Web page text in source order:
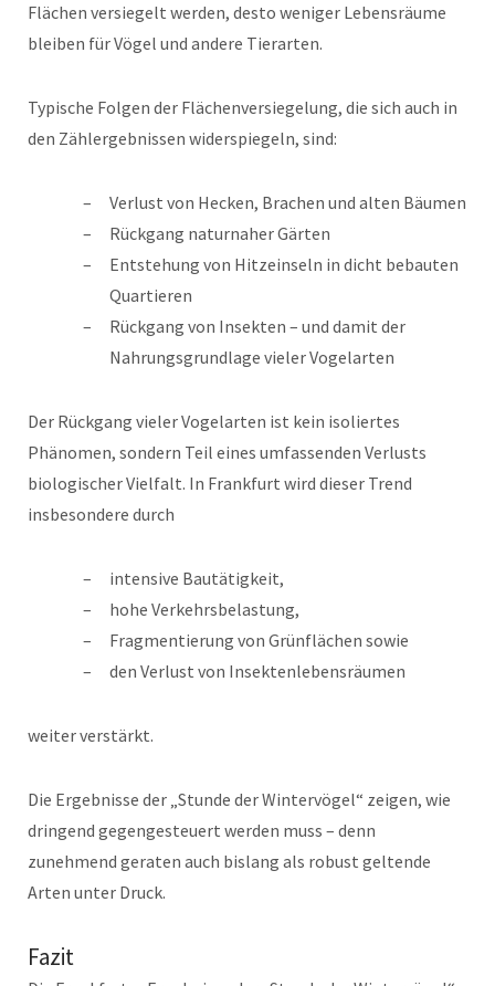
Flächen versiegelt werden, desto weniger Lebensräume
bleiben für Vögel und andere Tierarten.
Typische Folgen der Flächenversiegelung, die sich auch in
den Zählergebnissen widerspiegeln, sind:
Verlust von Hecken, Brachen und alten Bäumen
Rückgang naturnaher Gärten
Entstehung von Hitzeinseln in dicht bebauten
Quartieren
Rückgang von Insekten – und damit der
Nahrungsgrundlage vieler Vogelarten
Der Rückgang vieler Vogelarten ist kein isoliertes
Phänomen, sondern Teil eines umfassenden Verlusts
biologischer Vielfalt. In Frankfurt wird dieser Trend
insbesondere durch
intensive Bautätigkeit,
hohe Verkehrsbelastung,
Fragmentierung von Grünflächen sowie
den Verlust von Insektenlebensräumen
weiter verstärkt.
Die Ergebnisse der „Stunde der Wintervögel“ zeigen, wie
dringend gegengesteuert werden muss – denn
zunehmend geraten auch bislang als robust geltende
Arten unter Druck.
Fazit